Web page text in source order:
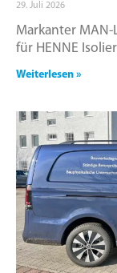
29. Juli 2026
Markanter
für HENNE
Weiterlesen »